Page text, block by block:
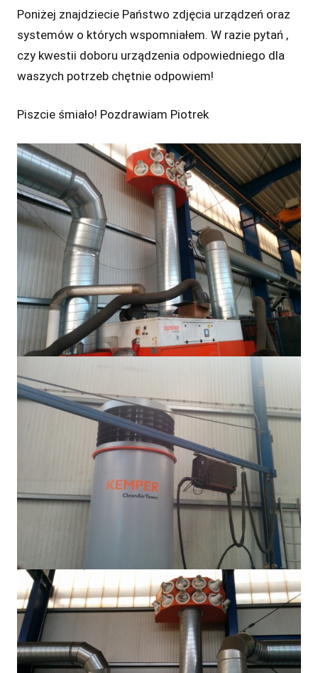
Poniżej znajdziecie Państwo zdjęcia urządzeń oraz
systemów o których wspomniałem. W razie pytań ,
czy kwestii doboru urządzenia odpowiedniego dla
waszych potrzeb chętnie odpowiem!
Piszcie śmiało! Pozdrawiam Piotrek